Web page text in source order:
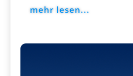
mehr lesen...